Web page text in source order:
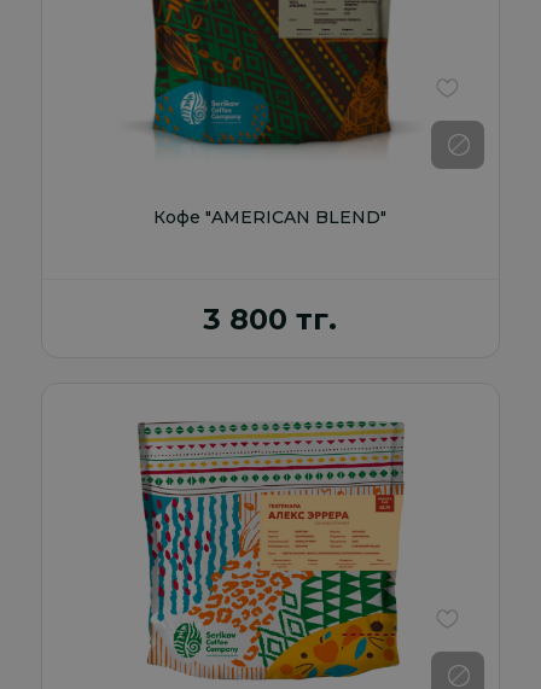
Кофе "AMERICAN BLEND"
3 800 тг.
В
В